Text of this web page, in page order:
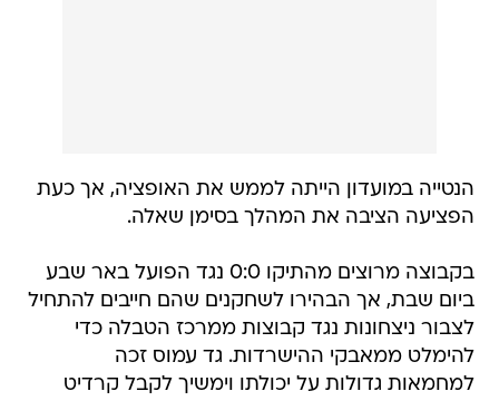
הנטייה במועדון הייתה לממש את האופציה, אך כעת
הפציעה הציבה את המהלך בסימן שאלה.
בקבוצה מרוצים מהתיקו 0:0 נגד הפועל באר שבע
ביום שבת, אך הבהירו לשחקנים שהם חייבים להתחיל
לצבור ניצחונות נגד קבוצות ממרכז הטבלה כדי
להימלט ממאבקי ההישרדות. גד עמוס זכה
למחמאות גדולות על יכולתו וימשיך לקבל קרדיט